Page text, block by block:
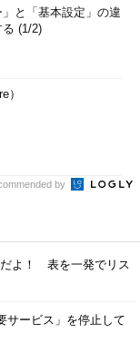
」と「基本設定」の違
る (1/2)
）
by
だよ！ 表を一発でリス
サービス」を停止して